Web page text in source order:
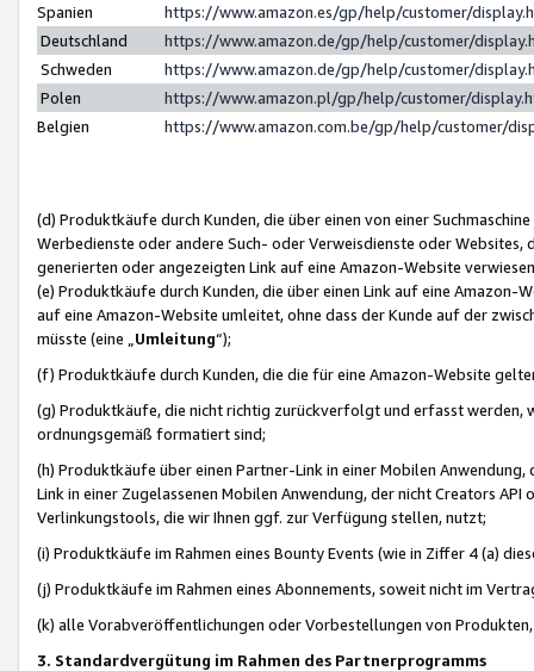
Spanien
https://www.amazon.es/gp/help/customer/
Deutschland
https://www.amazon.de/gp/help/customer/
Schweden
https://www.amazon.de/gp/help/customer/
Polen
https://www.amazon.pl/gp/help/customer/
Belgien
https://www.amazon.com.be/gp/help/customer/
(d) Produktkäufe durch Kunden, die über einen von einer
Werbedienste oder andere Such- oder Verweisdienste oder Websites,
generierten oder angezeigten Link auf eine Amazon-Website
(e) Produktkäufe durch Kunden, die über einen Link auf eine
auf eine Amazon-Website umleitet, ohne dass der Kunde auf der
müsste (eine „ Umleitung“);
(f) Produktkäufe durch Kunden, die die für eine Amazon-Website
(g) Produktkäufe, die nicht richtig zurückverfolgt und erfasst werden,
ordnungsgemäß formatiert sind;
(h) Produktkäufe über einen Partner-Link in einer Mobilen
Link in einer Zugelassenen Mobilen Anwendung, der nicht Creators
Verlinkungstools, die wir Ihnen ggf. zur Verfügung stellen, nutzt;
(i) Produktkäufe im Rahmen eines Bounty Events (wie in Ziffer 4 (a)
(j) Produktkäufe im Rahmen eines Abonnements, soweit nicht im
(k) alle Vorabveröffentlichungen oder Vorbestellungen von
3. Standardvergütung im Rahmen des Partnerprogramms